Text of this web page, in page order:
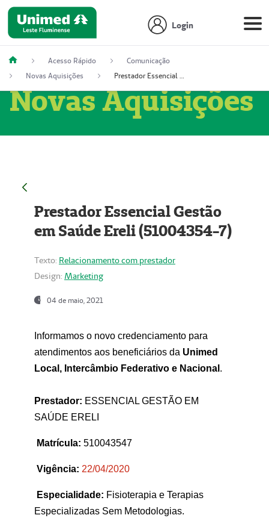
Login
Acesso Rápido
Comunicação
Novas Aquisições
Prestador Essencial Gestão em Saúde Ereli (51004354-7)
Novas Aquisições
Prestador Essencial Gestão
em Saúde Ereli (51004354-7)
Texto: Relacionamento com prestador
Design: Marketing
04 de maio, 2021
Informamos o novo credenciamento para
atendimentos aos beneficiários da Unimed
Local, Intercâmbio Federativo e Nacional .
Prestador: ESSENCIAL GESTÃO EM
SAÚDE ERELI
Matrícula: 510043547
Vigência: 22/04/2020
Especialidade: Fisioterapia e Terapias
Especializadas Sem Metodologias.